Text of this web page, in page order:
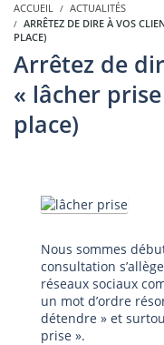
ACCUEIL
ACTUALITÉS
ARRÊTEZ DE DIRE À VOS
PLACE)
Arrêtez de
« lâcher
place)
Nous sommes
consultation
réseaux sociaux
un mot d’ordre
détendre » et
prise ».